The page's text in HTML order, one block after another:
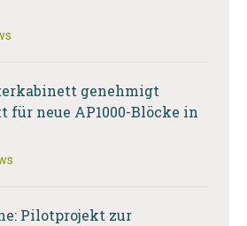
genehmigt
für neue AP1000-Blöcke in
Pilotprojekt zur